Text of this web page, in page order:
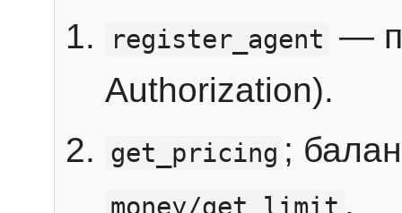
register_agent —
Authorization).
get_pricing ;
.